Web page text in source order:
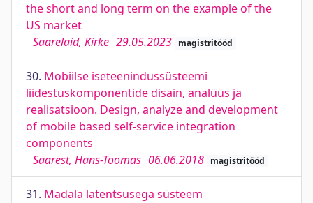
the short and long term on the example of the
US market
Saarelaid, Kirke 29.05.2023 magistritööd
30. Mobiilse iseteenindussüsteemi
liidestuskomponentide disain, analüüs ja
realisatsioon. Design, analyze and development
of mobile based self-service integration
components
Saarest, Hans-Toomas 06.06.2018 magistritööd
31. Madala latentsusega süsteem